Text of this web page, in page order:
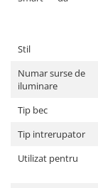
Stil
Numar surse de
iluminare
Tip bec
Tip intrerupator
Utilizat pentru